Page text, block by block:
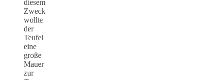
diesem
Zweck
wollte
der
Teufel
eine
große
Mauer
zur